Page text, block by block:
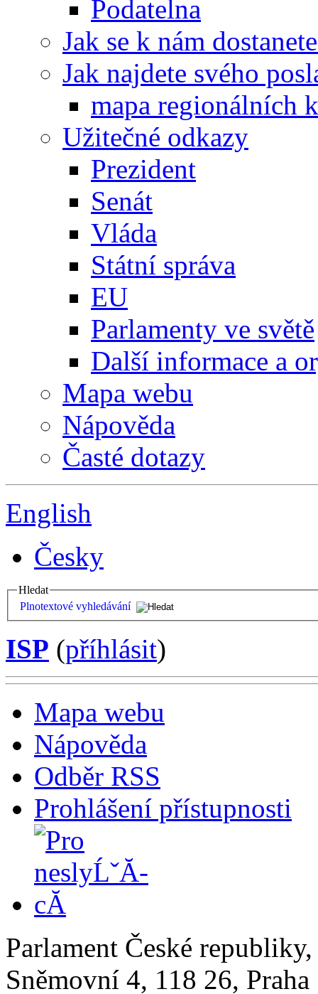
Podatelna
Jak se k nám
Jak najdete svého
mapa regionálních
Užitečné odkazy
Prezident
Senát
Vláda
Státní správa
EU
Parlamenty ve světě
Další informace a
Mapa webu
Nápověda
Časté dotazy
English
Česky
Hledat
Plnotextové vyhledávání
ISP (příhlásit)
Mapa webu
Nápověda
Odběr RSS
Prohlášení přístupnosti
Parlament České
Sněmovní 4, 118 26,